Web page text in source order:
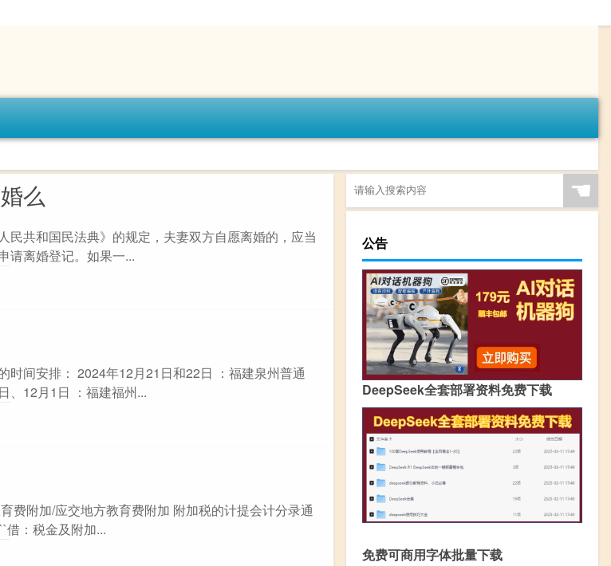
么
民共和国民法典》的规定，夫妻双方自愿离婚的，应当
请离婚登记。如果一...
时间安排： 2024年12月21日和22日 ：福建泉州普通
、12月1日 ：福建福州...
费附加/应交地方教育费附加 附加税的计提会计分录通
借：税金及附加...
☚
公告
DeepSeek全套部署资料免费下载
免费可商用字体批量下载